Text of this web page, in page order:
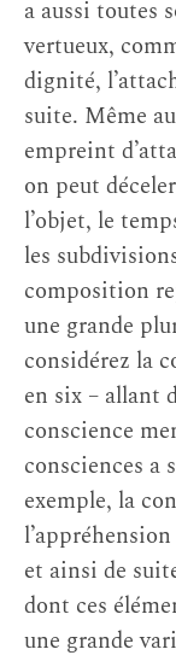
a aussi toutes
vertueux,
dignité,
suite. Même
empreint
on peut
l’objet, le
les
composition
une grande
considérez la
en six – allant
conscience
consciences a
exemple, la
et ainsi de
dont ces
une grande